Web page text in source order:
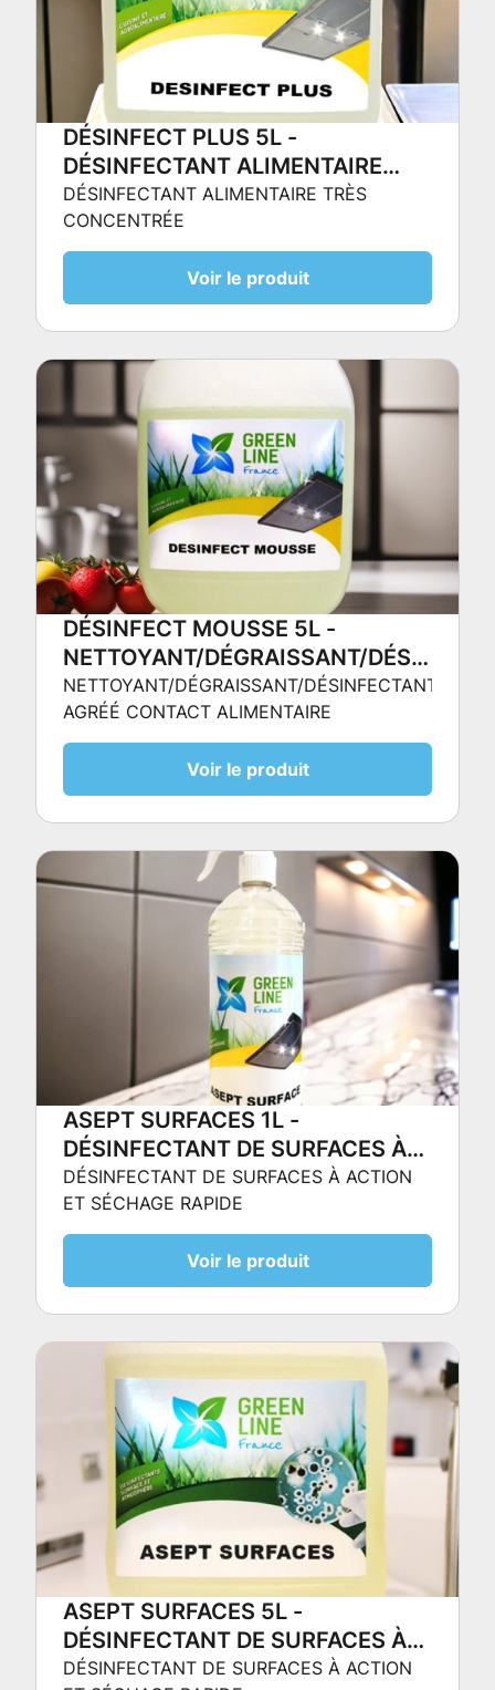
DÉSINFECT PLUS 5L -
DÉSINFECTANT ALIMENTAIRE
TRÈS CONCENTRÉE
DÉSINFECTANT ALIMENTAIRE TRÈS
CONCENTRÉE
Voir le produit
DÉSINFECT MOUSSE 5L -
NETTOYANT/DÉGRAISSANT/
AGRÉÉ CONTACT ALIMENTAIRE
NETTOYANT/DÉGRAISSANT/DÉSINFECTANT
AGRÉÉ CONTACT ALIMENTAIRE
Voir le produit
ASEPT SURFACES 1L -
DÉSINFECTANT DE SURFACES À
ACTION ET SÉCHAGE RAPIDE
DÉSINFECTANT DE SURFACES À ACTION
ET SÉCHAGE RAPIDE
Voir le produit
ASEPT SURFACES 5L -
DÉSINFECTANT DE SURFACES À
ACTION ET SÉCHAGE RAPIDE
DÉSINFECTANT DE SURFACES À ACTION